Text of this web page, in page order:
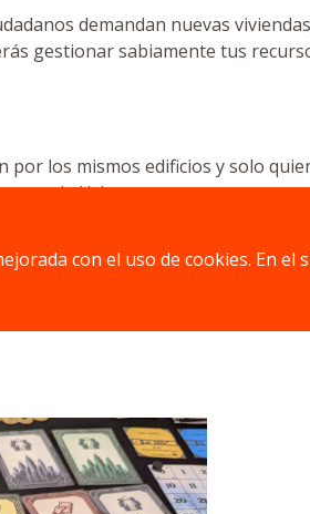
demandan nuevas
gestionar sabiamente tus
por los mismos edificios y solo
de Urbana.
motor económico que te permita
con el uso de cookies. En el